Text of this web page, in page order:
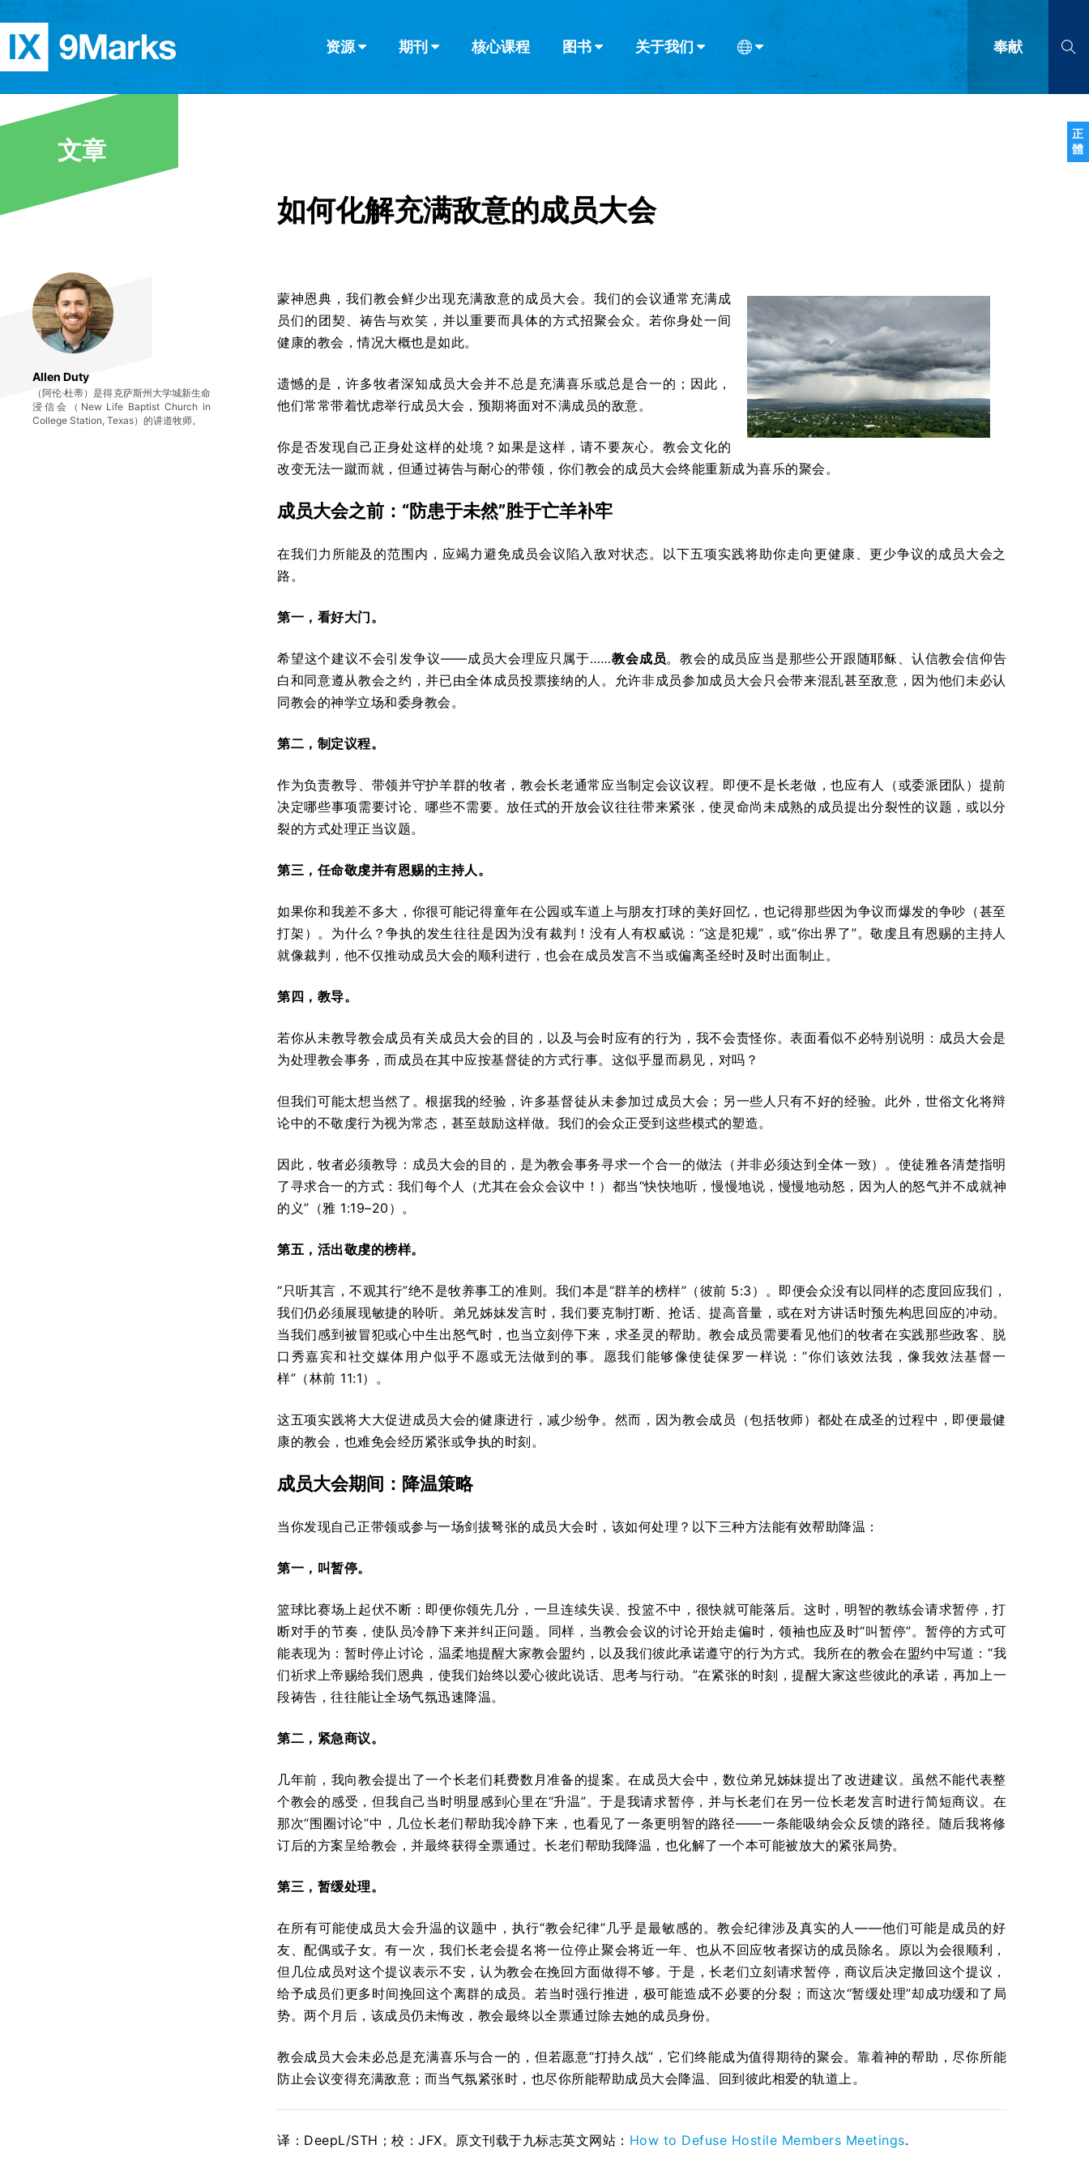
正
體
资源 期刊 核心课程 图书 关于我们 奉献
查看全部
查看全部
简体中文
文章
Allen Duty
（阿伦·杜蒂）是得克萨斯州大学城新生命
浸信会（New Life Baptist Church in
College Station, Texas）的讲道牧师。
如何化解充满敌意的成员大会
蒙神恩典，我们教会鲜少出现充满敌意的成员大会。我们的会议通常充满成
员们的团契、祷告与欢笑，并以重要而具体的方式招聚会众。若你身处一间
健康的教会，情况大概也是如此。
遗憾的是，许多牧者深知成员大会并不总是充满喜乐或总是合一的；因此，
他们常常带着忧虑举行成员大会，预期将面对不满成员的敌意。
你是否发现自己正身处这样的处境？如果是这样，请不要灰心。教会文化的
改变无法一蹴而就，但通过祷告与耐心的带领，你们教会的成员大会终能重新成为喜乐的聚会。
成员大会之前： “防患于未然”胜于亡羊补牢
在我们力所能及的范围内，应竭力避免成员会议陷入敌对状态。以下五项实践将助你走向更健康、更少争议的成员大会之
路。
第一，看好大门。
希望这个建议不会引发争议——成员大会理应只属于……教会成员。教会的成员应当是那些公开跟随耶稣、认信教会信仰告
白和同意遵从教会之约，并已由全体成员投票接纳的人。允许非成员参加成员大会只会带来混乱甚至敌意，因为他们未必认
同教会的神学立场和委身教会。
第二，制定议程。
作为负责教导、带领并守护羊群的牧者，教会长老通常应当制定会议议程。即便不是长老做，也应有人（或委派团队）提前
决定哪些事项需要讨论、哪些不需要。放任式的开放会议往往带来紧张，使灵命尚未成熟的成员提出分裂性的议题，或以分
裂的方式处理正当议题。
第三，任命敬虔并有恩赐的主持人。
如果你和我差不多大，你很可能记得童年在公园或车道上与朋友打球的美好回忆，也记得那些因为争议而爆发的争吵（甚至
打架）。为什么？争执的发生往往是因为没有裁判！没有人有权威说：“这是犯规”，或“你出界了”。敬虔且有恩赐的主持人
就像裁判，他不仅推动成员大会的顺利进行，也会在成员发言不当或偏离圣经时及时出面制止。
第四，教导。
若你从未教导教会成员有关成员大会的目的，以及与会时应有的行为，我不会责怪你。表面看似不必特别说明：成员大会是
为处理教会事务，而成员在其中应按基督徒的方式行事。这似乎显而易见，对吗？
但我们可能太想当然了。根据我的经验，许多基督徒从未参加过成员大会；另一些人只有不好的经验。此外，世俗文化将辩
论中的不敬虔行为视为常态，甚至鼓励这样做。我们的会众正受到这些模式的塑造。
因此，牧者必须教导：成员大会的目的，是为教会事务寻求一个合一的做法（并非必须达到全体一致）。使徒雅各清楚指明
了寻求合一的方式：我们每个人（尤其在会众会议中！）都当“快快地听，慢慢地说，慢慢地动怒，因为人的怒气并不成就神
的义”（雅 1:19–20）。
第五，活出敬虔的榜样。
“只听其言，不观其行”绝不是牧养事工的准则。我们本是“群羊的榜样”（彼前 5:3）。即便会众没有以同样的态度回应我们，
我们仍必须展现敏捷的聆听。弟兄姊妹发言时，我们要克制打断、抢话、提高音量，或在对方讲话时预先构思回应的冲动。
当我们感到被冒犯或心中生出怒气时，也当立刻停下来，求圣灵的帮助。教会成员需要看见他们的牧者在实践那些政客、脱
口秀嘉宾和社交媒体用户似乎不愿或无法做到的事。愿我们能够像使徒保罗一样说：“你们该效法我，像我效法基督一
样”（林前 11:1）。
这五项实践将大大促进成员大会的健康进行，减少纷争。然而，因为教会成员（包括牧师）都处在成圣的过程中，即便最健
康的教会，也难免会经历紧张或争执的时刻。
成员大会期间：降温策略
当你发现自己正带领或参与一场剑拔弩张的成员大会时，该如何处理？以下三种方法能有效帮助降温：
第一，叫暂停。
篮球比赛场上起伏不断：即便你领先几分，一旦连续失误、投篮不中，很快就可能落后。这时，明智的教练会请求暂停，打
断对手的节奏，使队员冷静下来并纠正问题。同样，当教会会议的讨论开始走偏时，领袖也应及时“叫暂停”。暂停的方式可
能表现为：暂时停止讨论，温柔地提醒大家教会盟约，以及我们彼此承诺遵守的行为方式。我所在的教会在盟约中写道：“我
们祈求上帝赐给我们恩典，使我们始终以爱心彼此说话、思考与行动。”在紧张的时刻，提醒大家这些彼此的承诺，再加上一
段祷告，往往能让全场气氛迅速降温。
第二，紧急商议。
几年前，我向教会提出了一个长老们耗费数月准备的提案。在成员大会中，数位弟兄姊妹提出了改进建议。虽然不能代表整
个教会的感受，但我自己当时明显感到心里在“升温”。于是我请求暂停，并与长老们在另一位长老发言时进行简短商议。在
那次“围圈讨论”中，几位长老们帮助我冷静下来，也看见了一条更明智的路径——一条能吸纳会众反馈的路径。随后我将修
订后的方案呈给教会，并最终获得全票通过。长老们帮助我降温，也化解了一个本可能被放大的紧张局势。
第三，暂缓处理。
在所有可能使成员大会升温的议题中，执行“教会纪律”几乎是最敏感的。教会纪律涉及真实的人——他们可能是成员的好
友、配偶或子女。有一次，我们长老会提名将一位停止聚会将近一年、也从不回应牧者探访的成员除名。原以为会很顺利，
但几位成员对这个提议表示不安，认为教会在挽回方面做得不够。于是，长老们立刻请求暂停，商议后决定撤回这个提议，
给予成员们更多时间挽回这个离群的成员。若当时强行推进，极可能造成不必要的分裂；而这次“暂缓处理”却成功缓和了局
势。两个月后，该成员仍未悔改，教会最终以全票通过除去她的成员身份。
教会成员大会未必总是充满喜乐与合一的，但若愿意“打持久战”，它们终能成为值得期待的聚会。靠着神的帮助，尽你所能
防止会议变得充满敌意；而当气氛紧张时，也尽你所能帮助成员大会降温、回到彼此相爱的轨道上。
译：DeepL/STH；校： JFX。原文刊载于九标志英文网站： How to Defuse Hostile Members Meetings.